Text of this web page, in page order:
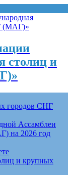
столиц и
городов СНГ
Ассамблеи
на 2026 год
и крупных